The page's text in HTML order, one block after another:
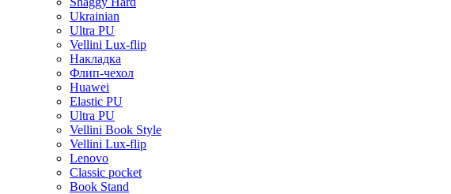
Ukrainian
Ultra PU
Vellini Lux-flip
Накладка
Флип-чехол
Huawei
Elastic PU
Ultra PU
Vellini Book Style
Vellini Lux-flip
Lenovo
Classic pocket
Book Stand